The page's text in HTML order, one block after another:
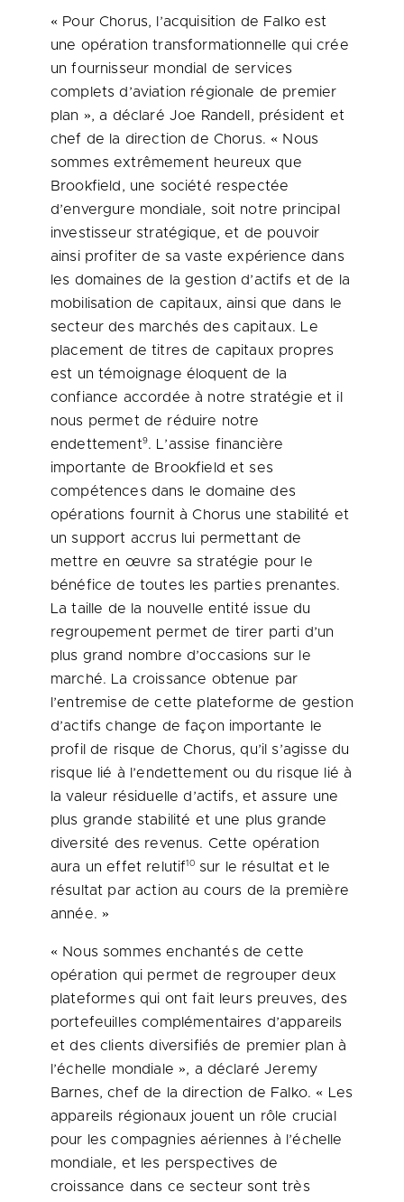
« Pour Chorus, l’acquisition de Falko est
une opération transformationnelle qui crée
un fournisseur mondial de services
complets d’aviation régionale de premier
plan », a déclaré Joe Randell, président et
chef de la direction de Chorus. « Nous
sommes extrêmement heureux que
Brookfield, une société respectée
d’envergure mondiale, soit notre principal
investisseur stratégique, et de pouvoir
ainsi profiter de sa vaste expérience dans
les domaines de la gestion d’actifs et de la
mobilisation de capitaux, ainsi que dans le
secteur des marchés des capitaux. Le
placement de titres de capitaux propres
est un témoignage éloquent de la
confiance accordée à notre stratégie et il
nous permet de réduire notre
endettement9. L’assise financière
importante de Brookfield et ses
compétences dans le domaine des
opérations fournit à Chorus une stabilité et
un support accrus lui permettant de
mettre en œuvre sa stratégie pour le
bénéfice de toutes les parties prenantes.
La taille de la nouvelle entité issue du
regroupement permet de tirer parti d’un
plus grand nombre d’occasions sur le
marché. La croissance obtenue par
l’entremise de cette plateforme de gestion
d’actifs change de façon importante le
profil de risque de Chorus, qu’il s’agisse du
risque lié à l’endettement ou du risque lié à
la valeur résiduelle d’actifs, et assure une
plus grande stabilité et une plus grande
diversité des revenus. Cette opération
aura un effet relutif10sur le résultat et le
résultat par action au cours de la première
année. »
« Nous sommes enchantés de cette
opération qui permet de regrouper deux
plateformes qui ont fait leurs preuves, des
portefeuilles complémentaires d’appareils
et des clients diversifiés de premier plan à
l’échelle mondiale », a déclaré Jeremy
Barnes, chef de la direction de Falko. « Les
appareils régionaux jouent un rôle crucial
pour les compagnies aériennes à l’échelle
mondiale, et les perspectives de
croissance dans ce secteur sont très